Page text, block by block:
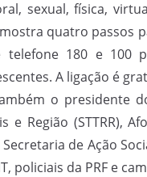
sexual, física,
quatro passos
180 e 100
A ligação é
o presidente
Região (STTRR),
de Ação
policiais da PRF e